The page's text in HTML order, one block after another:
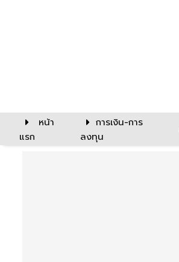
หน้า
แรก
การเงิน-การ
ลงทุน